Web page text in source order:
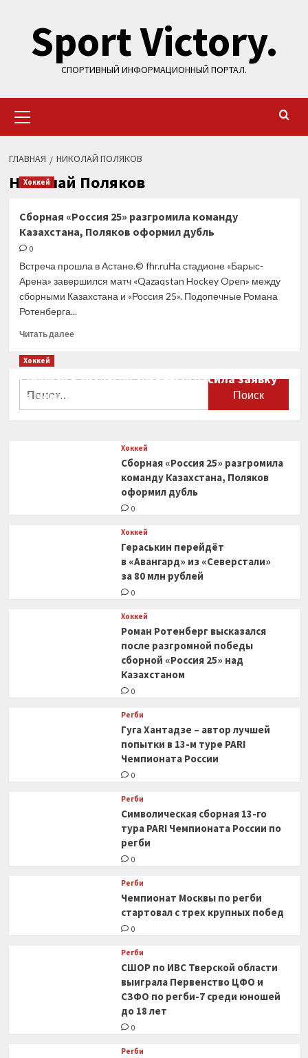
содержимому
Sport Victory.
СПОРТИВНЫЙ ИНФОРМАЦИОННЫЙ ПОРТАЛ.
меню
ГЛАВНАЯ НИКОЛАЙ ПОЛЯКОВ
Николай Поляков
Хоккей
Сборная «Россия 25» разгромила команду
Казахстана, Поляков оформил дубль
0
Встреча прошла в Астане.© fhr.ruНа стадионе «Барыс-
Арена» завершился матч «Qazaqstan Hockey Open» между
сборными Казахстана и «Россия 25». Подопечные Романа
Ротенберга...
Читать далееПрочитать
разгромила
Хоккей
Сборная Канады по хоккею огласила заявку
на чемпионат мира
Хоккей
Сборная «Россия 25» разгромила
команду Казахстана, Поляков
оформил дубль
0
Хоккей
Гераськин перейдёт
в «Авангард» из «Северстали»
за 80 млн рублей
0
Хоккей
Роман Ротенберг высказался
после разгромной победы
сборной «Россия 25» над
Казахстаном
0
Регби
Гуга Хантадзе – автор лучшей
попытки в 13-м туре PARI
Чемпионата России
0
Регби
Символическая сборная 13-го
тура PARI Чемпионата России по
регби
0
Регби
Чемпионат Москвы по регби
стартовал с трех крупных побед
0
Регби
СШОР по ИВС Тверской области
выиграла Первенство ЦФО и
СЗФО по регби-7 среди юношей
до 18 лет
0
Регби